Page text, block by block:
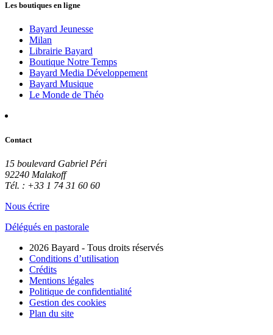
Les boutiques en ligne
Bayard Jeunesse
Milan
Librairie Bayard
Boutique Notre Temps
Bayard Media Développement
Bayard Musique
Le Monde de Théo
Contact
15 boulevard Gabriel Péri
92240 Malakoff
Tél. : +33 1 74 31 60 60
Nous écrire
Délégués en pastorale
2026 Bayard - Tous droits réservés
Conditions d’utilisation
Crédits
Mentions légales
Politique de confidentialité
Gestion des cookies
Plan du site